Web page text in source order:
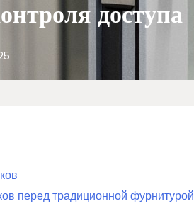
доступа
перед традиционной фурнитурой